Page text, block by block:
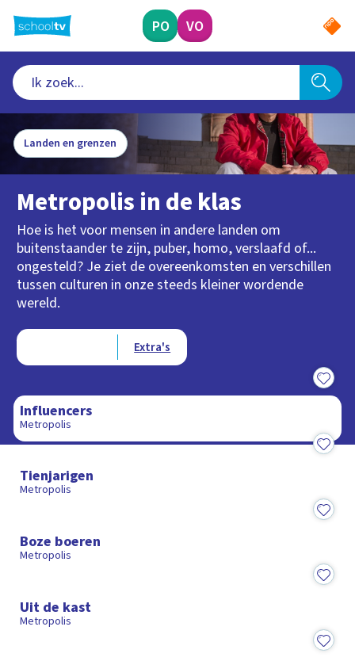
naar
hoofdinhoud
PO VO
Landen en grenzen
Metropolis in de klas
Hoe is het voor mensen in andere landen om
buitenstaander te zijn, puber, homo, verslaafd of...
ongesteld? Je ziet de overeenkomsten en verschillen
tussen culturen in onze steeds kleiner wordende
wereld.
Type videos
Extra's
Influencers
Metropolis
Tienjarigen
Metropolis
15:27
Boze boeren
Metropolis
Uit de kast
Metropolis